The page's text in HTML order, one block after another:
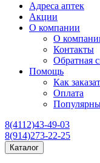
Адреса аптек
Акции
О компании
О
Контакты
Обратная
Помощь
Как
Оплата
8(4112)43-49-03
8(914)273-22-25
Каталог